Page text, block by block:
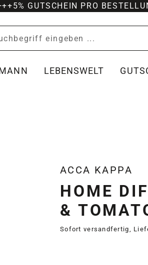
5% GUTSCHEIN PRO
LEBENSWELT
ACCA KAPPA
HOME
&
Sofort versandfertig,